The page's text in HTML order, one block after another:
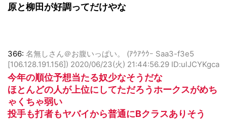
バレで少しは穴が埋まると思ったが、ポジ要素が栗
366:名無しさん＠お腹いっぱい。 (ｱｳｱｳｳｰ Saa3-f3e5
[106.128.191.156]) 2020/06/23(火) 21:44:56.29 ID:ulJCYKgca
今年の順位予想当たる奴少なそうだな
ほとんどの人が上位にしてただろうホークスがめち
ゃくちゃ弱い